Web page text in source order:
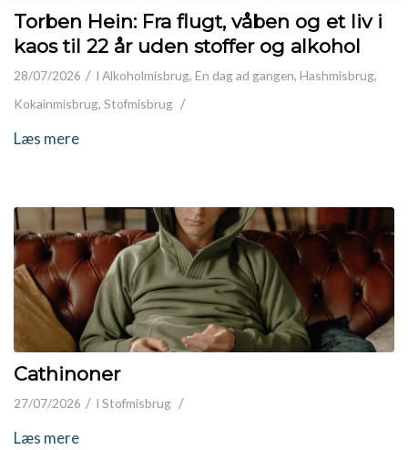
Torben Hein: Fra flugt, våben og et liv i
kaos til 22 år uden stoffer og alkohol
28/07/2026 / I Alkoholmisbrug, En dag ad gangen, Hashmisbrug,
Kokainmisbrug, Stofmisbrug /
Læs mere
Cathinoner
27/07/2026 / I Stofmisbrug /
Læs mere